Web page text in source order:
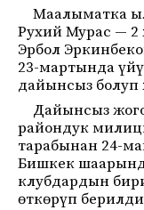
Маалыматка
Рухий Мурас —
Эрбол
23-мартында
дайынсыз болуп
Дайынсыз
райондук
тарабынан 24-
Бишкек
клубдардын
өткөрүп